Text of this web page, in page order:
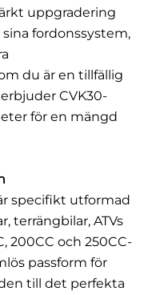
uppgradering
fordonssystem,
du är en tillfällig
CVK30-
för en mängd
specifikt utformad
terrängbilar, ATVs
200CC och 250CC-
passform för
till det perfekta